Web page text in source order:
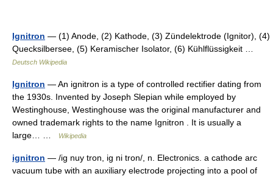
Ignitron — (1) Anode, (2) Kathode, (3) Zündelektrode (Ignitor), (4)
Quecksilbersee, (5) Keramischer Isolator, (6) Kühlflüssigkeit …
Deutsch Wikipedia
Ignitron — An ignitron is a type of controlled rectifier dating from
the 1930s. Invented by Joseph Slepian while employed by
Westinghouse, Westinghouse was the original manufacturer and
owned trademark rights to the name Ignitron . It is usually a
large… …
Wikipedia
ignitron — /ig nuy tron, ig ni tron/, n. Electronics. a cathode arc
vacuum tube with an auxiliary electrode projecting into a pool of